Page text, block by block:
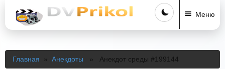
Меню
Главная » Анекдоты » Анекдот среды #199144